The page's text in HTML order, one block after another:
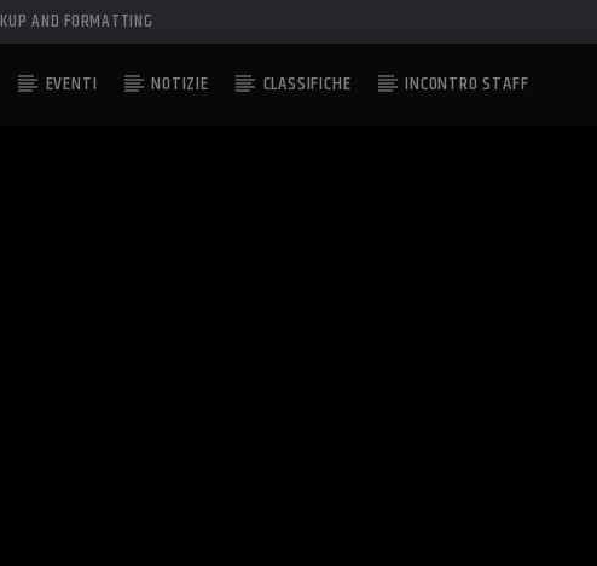
AND FORMATTING
EVENTI NOTIZIE CLASSIFICHE INCONTRO STAFF